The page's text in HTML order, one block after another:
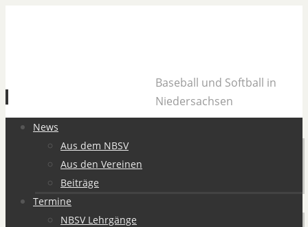
Baseball und Softball in
Niedersachsen
Zum
springen
News
Aus dem NBSV
Aus den Vereinen
Beiträge
Termine
NBSV Lehrgänge